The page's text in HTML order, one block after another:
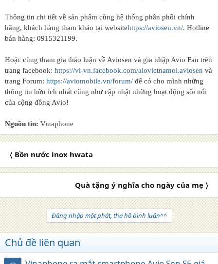
Thông tin chi tiết về sản phẩm cùng hệ thống phân phối chính
hãng, khách hàng tham khảo tại websitehttps://aviosen.vn/. Hotline
bán hàng: 0915321199.
Hoặc cùng tham gia thảo luận về Aviosen và gia nhập Avio Fan trên
trang facebook: https://vi-vn.facebook.com/alovietnamoi.aviosen và
trang Forum: https://aviomobile.vn/forum/ để có cho mình những
thông tin hữu ích nhất cũng như cập nhật những hoạt động sôi nổi
của cộng đồng Avio!
Nguồn tin: Vinaphone
〈 Bồn nước inox hwata
Quà tặng ý nghĩa cho ngày của mẹ 〉
Đăng nhập một phát, tha hồ bình luận^^
Chủ đề liên quan